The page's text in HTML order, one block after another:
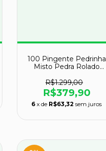
100 Pingente Pedrinha
Misto Pedra Rolado
R$1.299,00
R$379,90
6 x de R$63,32 sem juros